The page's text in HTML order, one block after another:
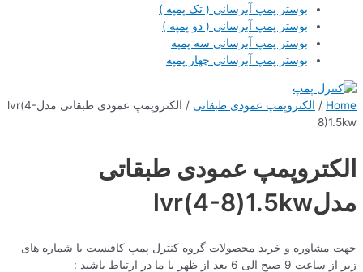
بوستر پمپ آبرسانی ( تک پمپه )
بوستر پمپ آبرسانی ( دو پمپه )
بوستر پمپ آبرسانی سه پمپه
بوستر پمپ آبرسانی چهار پمپه
Home
/ الکتروپمپ عمودی طبقاتی
/ الکتروپمپ عمودی طبقاتی مدلlvr(4-
8)1.5kw
الکتروپمپ عمودی طبقاتی
مدلlvr(4-8)1.5kw
جهت مشاوره و خرید محصولات گروه کنترل پمپ کافیست با شماره های
زیر از ساعت 9 صبح الی 6 بعد از ظهر با ما در ارتباط باشید :